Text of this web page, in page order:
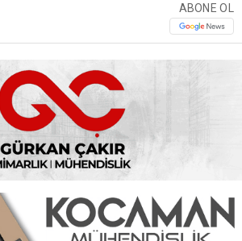
ABONE OL